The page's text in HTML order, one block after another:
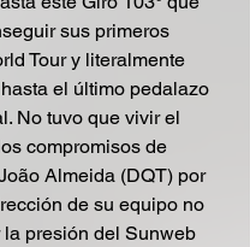
sus primeros
Tour y literalmente
el último pedalazo
No tuvo que vivir el
compromisos de
Almeida (DQT) por
de su equipo no
presión del Sunweb